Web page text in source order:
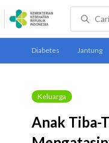
Keluarga
Anak Tiba-